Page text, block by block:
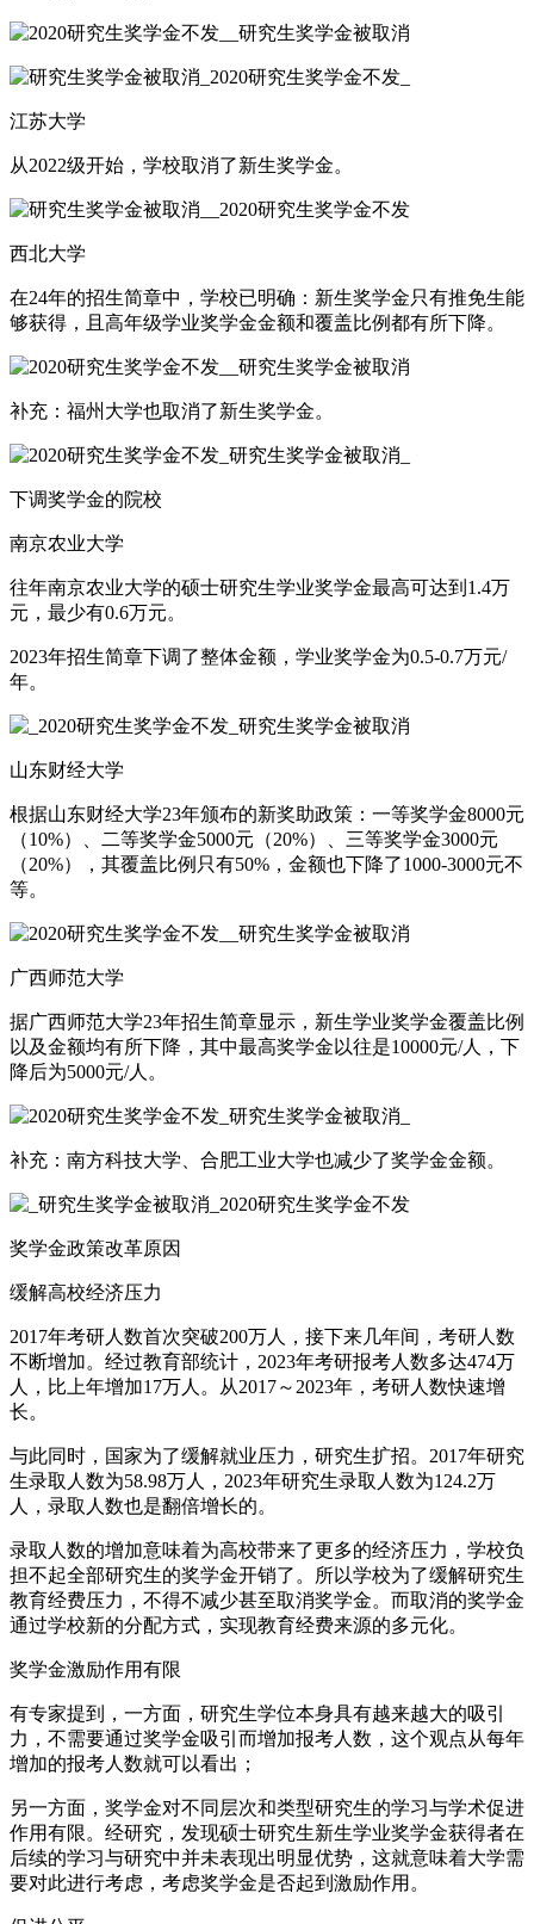
江苏大学
从2022级开始，学校取消了新生奖学金。
西北大学
在24年的招生简章中，学校已明确：新生奖学金只有推免生能
够获得，且高年级学业奖学金金额和覆盖比例都有所下降。
补充：福州大学也取消了新生奖学金。
下调奖学金的院校
南京农业大学
往年南京农业大学的硕士研究生学业奖学金最高可达到1.4万
元，最少有0.6万元。
2023年招生简章下调了整体金额，学业奖学金为0.5-0.7万元/
年。
山东财经大学
根据山东财经大学23年颁布的新奖助政策：一等奖学金8000元
（10%）、二等奖学金5000元（20%）、三等奖学金3000元
（20%），其覆盖比例只有50%，金额也下降了1000-3000元不
等。
广西师范大学
据广西师范大学23年招生简章显示，新生学业奖学金覆盖比例
以及金额均有所下降，其中最高奖学金以往是10000元/人，下
降后为5000元/人。
补充：南方科技大学、合肥工业大学也减少了奖学金金额。
奖学金政策改革原因
缓解高校经济压力
2017年考研人数首次突破200万人，接下来几年间，考研人数
不断增加。经过教育部统计，2023年考研报考人数多达474万
人，比上年增加17万人。从2017～2023年，考研人数快速增
长。
与此同时，国家为了缓解就业压力，研究生扩招。2017年研究
生录取人数为58.98万人，2023年研究生录取人数为124.2万
人，录取人数也是翻倍增长的。
录取人数的增加意味着为高校带来了更多的经济压力，学校负
担不起全部研究生的奖学金开销了。所以学校为了缓解研究生
教育经费压力，不得不减少甚至取消奖学金。而取消的奖学金
通过学校新的分配方式，实现教育经费来源的多元化。
奖学金激励作用有限
有专家提到，一方面，研究生学位本身具有越来越大的吸引
力，不需要通过奖学金吸引而增加报考人数，这个观点从每年
增加的报考人数就可以看出；
另一方面，奖学金对不同层次和类型研究生的学习与学术促进
作用有限。经研究，发现硕士研究生新生学业奖学金获得者在
后续的学习与研究中并未表现出明显优势，这就意味着大学需
要对此进行考虑，考虑奖学金是否起到激励作用。